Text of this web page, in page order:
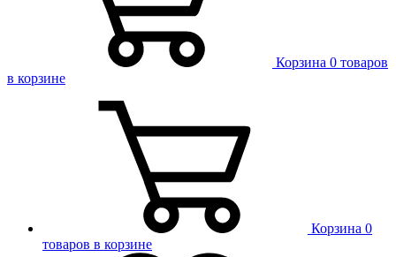
Корзина 0 товаров
в корзине
Корзина 0
товаров в корзине